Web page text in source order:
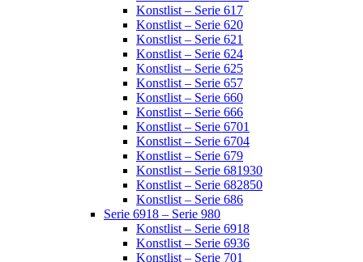
Konstlist – Serie 617
Konstlist – Serie 620
Konstlist – Serie 621
Konstlist – Serie 624
Konstlist – Serie 625
Konstlist – Serie 657
Konstlist – Serie 660
Konstlist – Serie 666
Konstlist – Serie 6701
Konstlist – Serie 6704
Konstlist – Serie 679
Konstlist – Serie 681930
Konstlist – Serie 682850
Konstlist – Serie 686
Serie 6918 – Serie 980
Konstlist – Serie 6918
Konstlist – Serie 6936
Konstlist – Serie 701